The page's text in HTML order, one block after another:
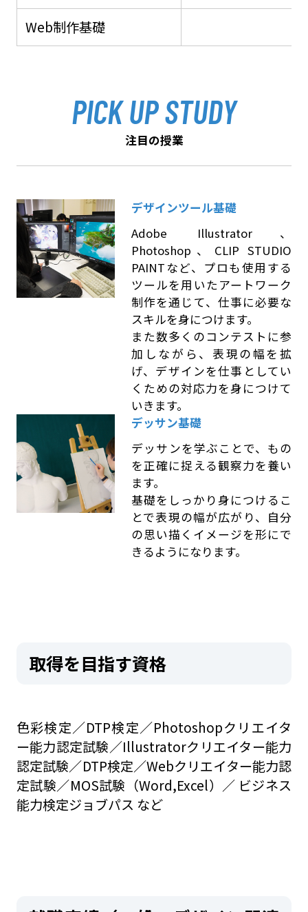
Web制作基礎
PICK UP STUDY
注目の授業
デザインツール基礎
Adobe Illustrator、
Photoshop、CLIP STUDIO
PAINTなど、プロも使用する
ツールを用いたアートワーク
制作を通じて、仕事に必要な
スキルを身につけます。
また数多くのコンテストに参
加しながら、表現の幅を拡
げ、デザインを仕事としてい
くための対応力を身につけて
いきます。
デッサン基礎
デッサンを学ぶことで、もの
を正確に捉える観察力を養い
ます。
基礎をしっかり身につけるこ
とで表現の幅が広がり、自分
の思い描くイメージを形にで
きるようになります。
取得を目指す資格
色彩検定／DTP検定／Photoshopクリエイタ
ー能力認定試験／Illustratorクリエイター能力
認定試験／DTP検定／Webクリエイター能力認
定試験／MOS試験（Word,Excel）／ ビジネス
能力検定ジョブパス など